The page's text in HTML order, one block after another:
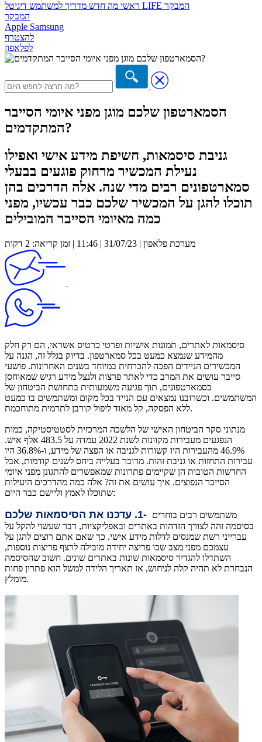
ראשי מה חדש מדריך למשתמש דיגיטל LIFE המבקר
המבקר
Apple Samsung
להצטרף
לפלאפון
הסמארטפון שלכם מוגן מפני איומי הסייבר
המתקדמים?
גניבת סיסמאות, חשיפת מידע אישי ואפילו
נעילת המכשיר מרחוק פוגעים בבעלי
סמארטפונים רבים מדי שנה. אלה הדרכים בהן
תוכלו להגן על המכשיר שלכם כבר עכשיו, מפני
כמה מאיומי הסייבר המובילים
מערכת פלאפון | 31/07/23 | 11:46 | זמן קריאה: 2 דקות
סיסמאות לאתרים, תמונות אישיות ופרטי כרטיס אשראי, הם רק חלק
מהמידע שנמצא כמעט בכל סמארטפון. בדיוק בגלל זה, הגנה על
המכשירים הניידים הפכה להכרחית במיוחד בשנים האחרונות. פושעי
סייבר עושים את המרב כדי לאתר פרצות ולנצל מידע רגיש שמאוחסן
בסמארטפונים, תוך פגיעה משמעותית בתחושת הביטחון של
המשתמשים. וכשרובנו נמצאים עם הנייד בכל מקום ומשתמשים בו כמעט
ללא הפסקה, קל מאוד ליפול קורבן לתרמית מתוחכמת.
מנתוני סקר הביטחון האישי של הלשכה המרכזית לסטטיסטיקה, כמות
הנפגעים מעבירות מקוונות לשנת 2022 עמדה על 483.5 אלף איש.
46.9% מהעבירות היו קשורות לגניבה או הפצה של מידע, ו-36.8% היו
עבירות התחזות או גניבת זהות. מדובר בעלייה ביחס לשנים קודמות, אבל
החדשות הטובות הן שקיימים פתרונות שמאפשרים להתגונן מפני איומי
הסייבר הנפוצים. איך עושים את זה? אלה כמה מהדרכים היעילות
שתוכלו לאמץ וליישם כבר היום:
1. עדכנו את הסיסמאות שלכם-
בסיסמה זהה לצורך הזדהות באתרים ובאפליקציות, דבר שעשוי להקל על
עברייני רשת שמנסים לדלות מידע אישי. כך שאם אתם רוצים להגן על
עצמכם מפני מצב שבו פריצה יחידה מובילה לרצף פריצות נוספות,
השתדלו להגדיר סיסמאות שונות באתרים שונים. חשוב שהסיסמה
הנבחרת לא תהיה קלה לניחוש, אז תאריך הלידה למשל הוא פתרון פחות
מומלץ.